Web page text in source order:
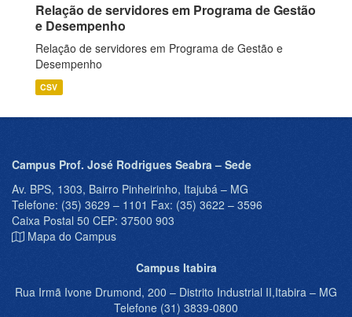
Relação de servidores em Programa de Gestão
e Desempenho
Relação de servidores em Programa de Gestão e
Desempenho
CSV
Campus Prof. José Rodrigues Seabra – Sede
Av. BPS, 1303, Bairro Pinheirinho, Itajubá – MG
Telefone: (35) 3629 – 1101 Fax: (35) 3622 – 3596
Caixa Postal 50 CEP: 37500 903
Mapa do Campus
Campus Itabira
Rua Irmã Ivone Drumond, 200 – Distrito Industrial II,Itabira – MG
Telefone (31) 3839-0800